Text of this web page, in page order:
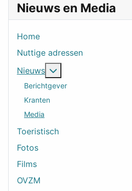
Nieuws en Media
Home
Nuttige adressen
Nieuws
Berichtgever
Kranten
Media
Toeristisch
Fotos
Films
OVZM